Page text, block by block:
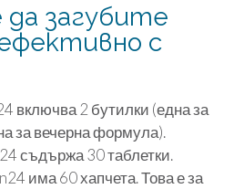
загубите
с
включва 2 бутилки (една за
за вечерна формула).
съдържа 30 таблетки.
има 60 хапчета. Това е за